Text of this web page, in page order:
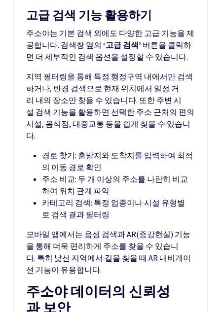
고급 검색 기능 활용하기
주소야는 기본 검색 외에도 다양한 고급 기능을 제
공합니다. 검색창 옆의 ‘고급 검색’ 버튼을 클릭하
면 더 세부적인 검색 옵션을 설정할 수 있습니다.
지역 필터링을 통해 특정 행정구역 내에서만 검색
하거나, 반경 검색으로 현재 위치에서 일정 거
리 내의 장소만 찾을 수 있습니다. 또한 주변 시
설 검색 기능을 활용하면 선택한 주소 근처의 편의
시설, 음식점, 대중교통 등을 쉽게 찾을 수 있습니
다.
경로 찾기: 출발지와 도착지를 입력하여 최적
의 이동 경로 확인
주소 비교: 두 개 이상의 주소를 나란히 비교
하여 위치 관계 파악
카테고리 검색: 특정 업종이나 시설 유형별
로 검색 결과 필터링
모바일 앱에서는 음성 검색과 AR(증강현실) 기능
을 통해 더욱 편리하게 주소를 찾을 수 있습니
다. 특히 낯선 지역에서 길을 찾을 때 AR 내비게이
션 기능이 유용합니다.
주소야 데이터의 신뢰성
과 보안